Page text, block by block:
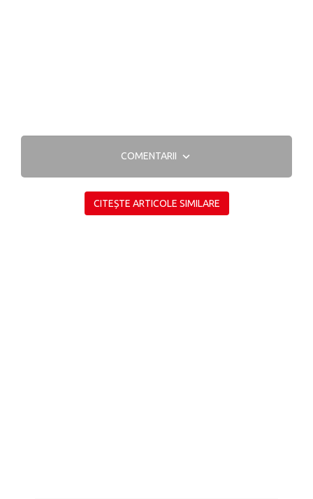
COMENTARII
CITEȘTE ARTICOLE SIMILARE